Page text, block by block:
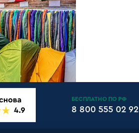
БЕСПЛАТНО ПО РФ
8 800 555 02 92